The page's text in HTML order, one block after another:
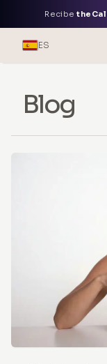
Recibe
ES
Blog